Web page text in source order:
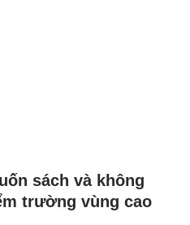
sách và không
trường vùng cao